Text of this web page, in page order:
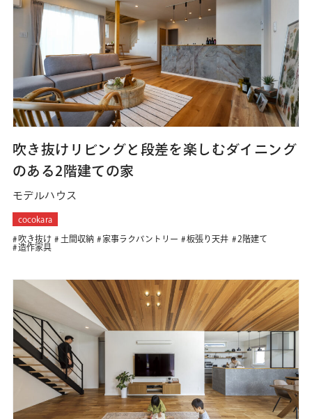
吹き抜けリビングと段差を楽しむダイニング
のある2階建ての家
モデルハウス
cocokara
吹き抜け 土間収納 家事ラクパントリー 板張り天井
2階建て
造作家具